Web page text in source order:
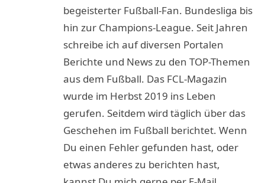
begeisterter Fußball-Fan. Bundesliga bis
hin zur Champions-League. Seit Jahren
schreibe ich auf diversen Portalen
Berichte und News zu den TOP-Themen
aus dem Fußball. Das FCL-Magazin
wurde im Herbst 2019 ins Leben
gerufen. Seitdem wird täglich über das
Geschehen im Fußball berichtet. Wenn
Du einen Fehler gefunden hast, oder
etwas anderes zu berichten hast,